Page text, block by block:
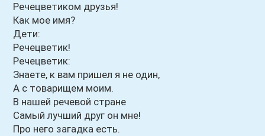
Речецветиком друзья!
Как мое имя?
Дети:
Речецветик!
Речецветик:
Знаете, к вам пришел я не один,
А с товарищем моим.
В нашей речевой стране
Самый лучший друг он мне!
Про него загадка есть.